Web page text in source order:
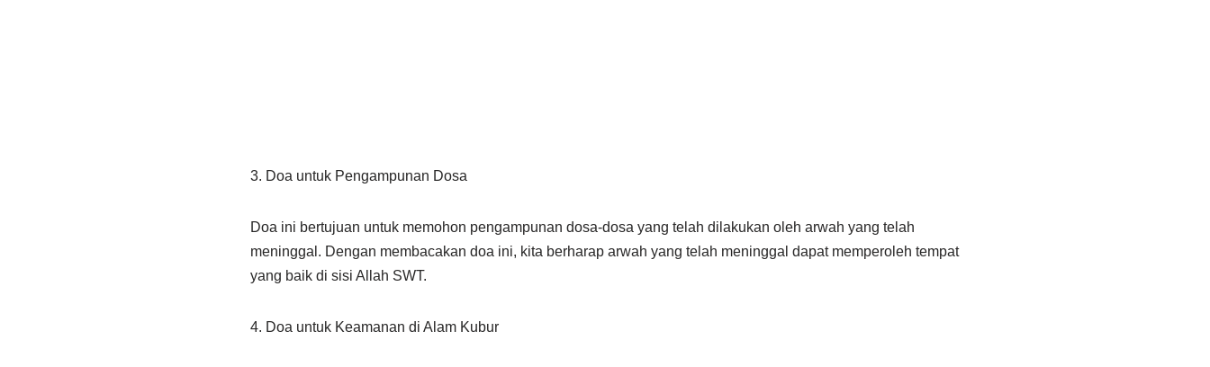
3. Doa untuk Pengampunan Dosa
Doa ini bertujuan untuk memohon pengampunan dosa-dosa yang telah dilakukan oleh arwah yang telah
meninggal. Dengan membacakan doa ini, kita berharap arwah yang telah meninggal dapat memperoleh tempat
yang baik di sisi Allah SWT.
4. Doa untuk Keamanan di Alam Kubur